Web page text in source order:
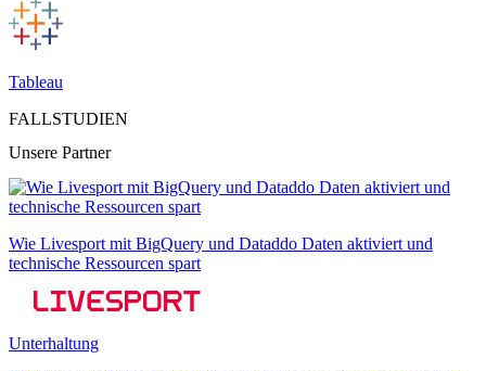
Tableau
FALLSTUDIEN
Unsere Partner
Wie Livesport mit BigQuery und Dataddo Daten aktiviert und
technische Ressourcen spart
Unterhaltung